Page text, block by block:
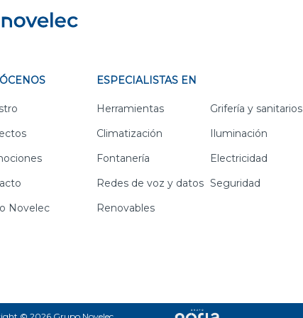
Novelec
ESPECIALISTAS EN
Herramientas
Grifería y sanitarios
Climatización
Iluminación
Fontanería
Electricidad
Redes de voz y datos Seguridad
Renovables